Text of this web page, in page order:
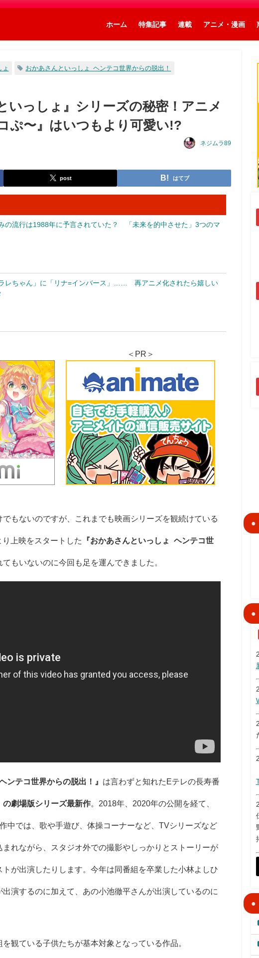
ホーム 特集記事 連載 アニメ・漫画
ょ おかあさんといっしょ ヘンテコ世界からの脱出！
いっしょ』シリーズの秘密！アニメ
ぷ〜』はいつもより可愛い!?
ネジムラ89
post はてブ
の流行は1988年に予言されていた？ 「未来を的中させた」3つのマ
レちゃん」に「リナ=インバース」…… 再アニメ化されたら嬉しい
＜PR＞
もないのですが、これまでも映画シリーズを観続けている
上映をスタートした 『おかあさんといっしょ ヘンテコ世
てもいないのに今回も足を運んできました。
ンテコ世界からの脱出！』 は言わずと知れたEテレの長寿番
の劇場版シリーズ最新作 。2018年、2020年の公開を経て、
中では、歌や手遊び、体操コーナーなど、TVシリーズなど
れながら、スタジオ外での撮影やしっかりとストーリーが
が出演したりします。今年は同番組を卒業した小林よしひ
演するのに加えて、あの小池徹平さんが出演しているのに
観ている子供たちが基本対象となっている作品。